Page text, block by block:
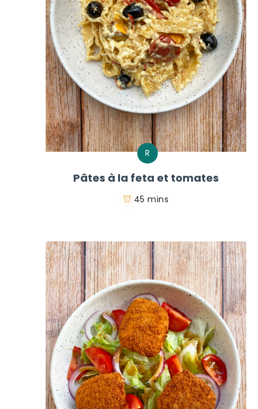
R
Pâtes à la feta et tomates
45 mins